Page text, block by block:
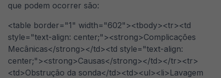
que podem ocorrer são:
<table border="1" width="602"><tbody><tr><td
style="text-align: center;"><strong>Complicações
Mecânicas</strong></td><td style="text-align:
center;"><strong>Causas</strong></td></tr><tr>
<td>Obstrução da sonda</td><td><ul><li>Lavagem